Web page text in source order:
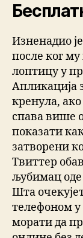
Изненадио
после ког
лоптицу у
Апликација
кренула,
спава више
показати
затворени
Твиттер
љубимац оде
Шта
телефоном у
морати да